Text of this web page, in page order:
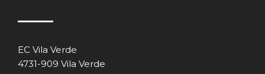
EC Vila Verde
4731-909 Vila Verde